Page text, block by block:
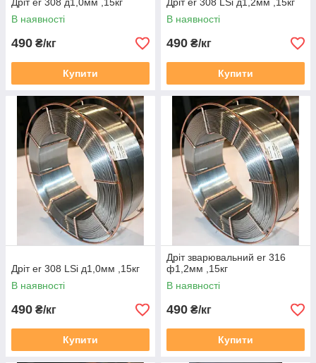
В наявності
490 ₴/кг
Купити
В наявності
490 ₴/кг
Купити
Дріт er 308 LSi д1,0мм ,15кг
В наявності
490 ₴/кг
Купити
Дріт зварювальний er 316
ф1,2мм ,15кг
В наявності
490 ₴/кг
Купити